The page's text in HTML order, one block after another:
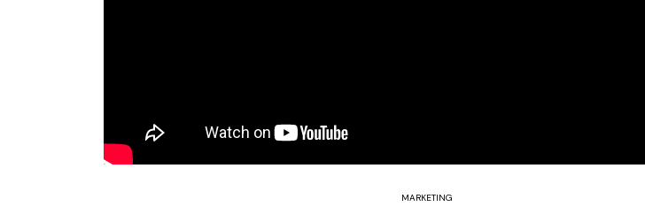
MARKETING